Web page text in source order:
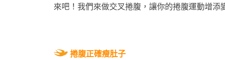
來吧！我們來做交叉捲腹，讓你的捲腹運動增
捲腹正確瘦肚子